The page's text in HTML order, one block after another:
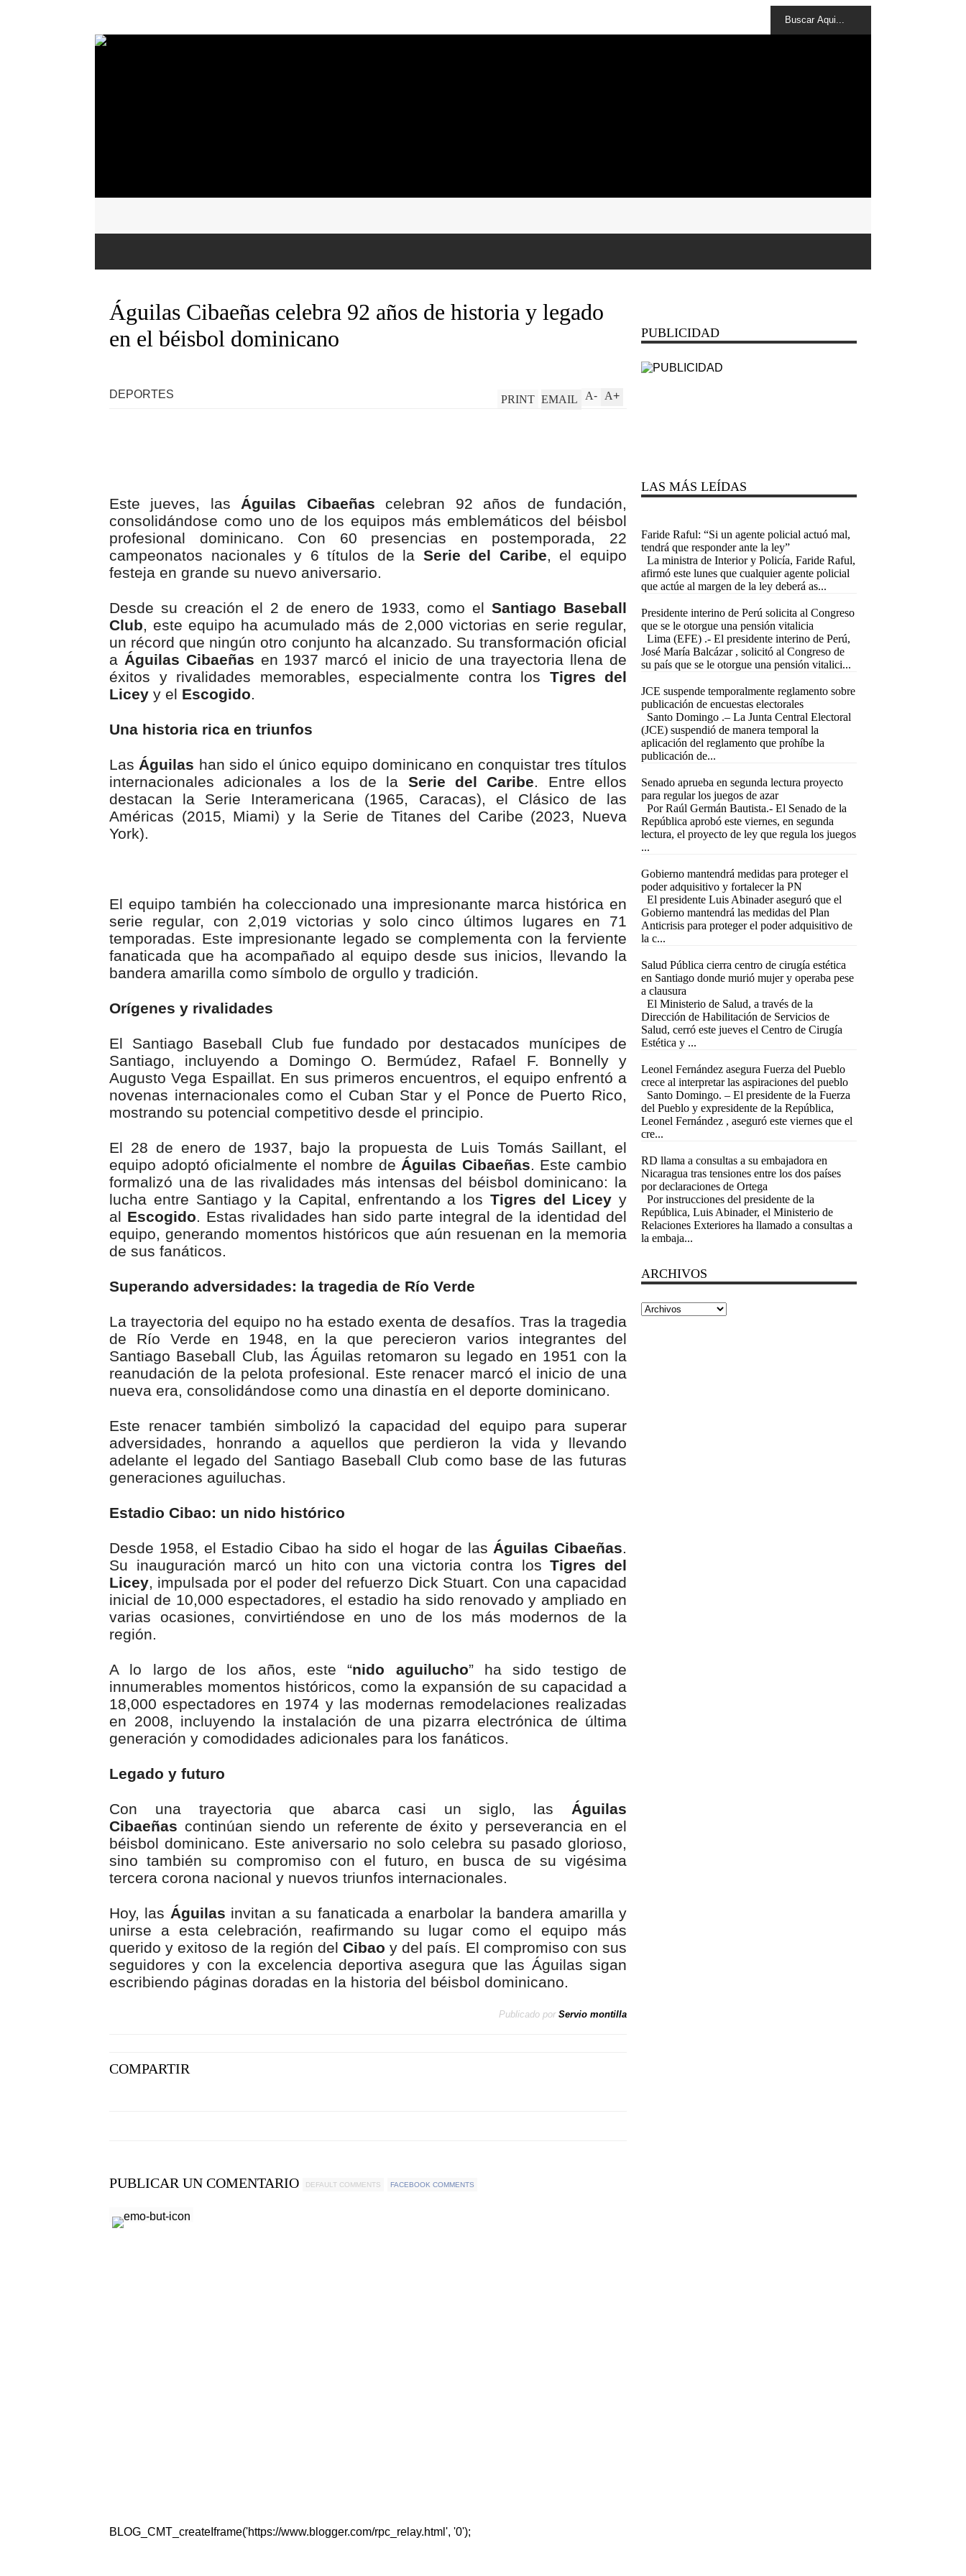
Águilas Cibaeñas celebra 92 años de historia y legado
en el béisbol dominicano
DEPORTES A+
A-
PRINT EMAIL
Este jueves, las Águilas Cibaeñas celebran 92 años de fundación,
consolidándose como uno de los equipos más emblemáticos del béisbol
profesional dominicano. Con 60 presencias en postemporada, 22
campeonatos nacionales y 6 títulos de la Serie del Caribe, el equipo
festeja en grande su nuevo aniversario.
Desde su creación el 2 de enero de 1933, como elSantiago Baseball
Club, este equipo ha acumulado más de 2,000 victorias en serie regular,
un récord que ningún otro conjunto ha alcanzado. Su transformación oficial
a Águilas Cibaeñas en 1937 marcó el inicio de una trayectoria llena de
éxitos y rivalidades memorables, especialmente contra los Tigres del
Licey y el Escogido.
Una historia rica en triunfos
Las Águilas han sido el único equipo dominicano en conquistar tres títulos
internacionales adicionales a los de la Serie del Caribe. Entre ellos
destacan la Serie Interamericana (1965, Caracas), el Clásico de las
Américas (2015, Miami) y la Serie de Titanes del Caribe (2023, Nueva
York).
El equipo también ha coleccionado una impresionante marca histórica en
serie regular, con 2,019 victorias y solo cinco últimos lugares en 71
temporadas. Este impresionante legado se complementa con la ferviente
fanaticada que ha acompañado al equipo desde sus inicios, llevando la
bandera amarilla como símbolo de orgullo y tradición.
Orígenes y rivalidades
El Santiago Baseball Club fue fundado por destacados munícipes de
Santiago, incluyendo a Domingo O. Bermúdez, Rafael F. Bonnelly y
Augusto Vega Espaillat. En sus primeros encuentros, el equipo enfrentó a
novenas internacionales como el Cuban Star y el Ponce de Puerto Rico,
mostrando su potencial competitivo desde el principio.
El 28 de enero de 1937, bajo la propuesta de Luis Tomás Saillant, el
equipo adoptó oficialmente el nombre de Águilas Cibaeñas. Este cambio
formalizó una de las rivalidades más intensas del béisbol dominicano: la
lucha entre Santiago y la Capital, enfrentando a los Tigres del Licey y
al Escogido. Estas rivalidades han sido parte integral de la identidad del
equipo, generando momentos históricos que aún resuenan en la memoria
de sus fanáticos.
Superando adversidades: la tragedia de Río Verde
La trayectoria del equipo no ha estado exenta de desafíos. Tras la tragedia
de Río Verde en 1948, en la que perecieron varios integrantes del
Santiago Baseball Club, las Águilas retomaron su legado en 1951 con la
reanudación de la pelota profesional. Este renacer marcó el inicio de una
nueva era, consolidándose como una dinastía en el deporte dominicano.
Este renacer también simbolizó la capacidad del equipo para superar
adversidades, honrando a aquellos que perdieron la vida y llevando
adelante el legado del Santiago Baseball Club como base de las futuras
generaciones aguiluchas.
Estadio Cibao: un nido histórico
Desde 1958, el Estadio Cibao ha sido el hogar de las Águilas Cibaeñas.
Su inauguración marcó un hito con una victoria contra losTigres del
Licey, impulsada por el poder del refuerzo Dick Stuart. Con una capacidad
inicial de 10,000 espectadores, el estadio ha sido renovado y ampliado en
varias ocasiones, convirtiéndose en uno de los más modernos de la
región.
A lo largo de los años, este “nido aguilucho” ha sido testigo de
innumerables momentos históricos, como la expansión de su capacidad a
18,000 espectadores en 1974 y las modernas remodelaciones realizadas
en 2008, incluyendo la instalación de una pizarra electrónica de última
generación y comodidades adicionales para los fanáticos.
Legado y futuro
Con una trayectoria que abarca casi un siglo, las Águilas
Cibaeñas continúan siendo un referente de éxito y perseverancia en el
béisbol dominicano. Este aniversario no solo celebra su pasado glorioso,
sino también su compromiso con el futuro, en busca de su vigésima
tercera corona nacional y nuevos triunfos internacionales.
Hoy, las Águilas invitan a su fanaticada a enarbolar la bandera amarilla y
unirse a esta celebración, reafirmando su lugar como el equipo más
querido y exitoso de la región del Cibao y del país. El compromiso con sus
seguidores y con la excelencia deportiva asegura que las Águilas sigan
escribiendo páginas doradas en la historia del béisbol dominicano.
Publicado por Servio montilla
COMPARTIR
PUBLICAR UN COMENTARIO DEFAULT COMMENTS FACEBOOK COMMENTS
BLOG_CMT_createIframe('https://www.blogger.com/rpc_relay.html', '0');
PUBLICIDAD
LAS MÁS LEÍDAS
Faride Raful: “Si un agente policial actuó mal,
tendrá que responder ante la ley”
La ministra de Interior y Policía, Faride Raful,
afirmó este lunes que cualquier agente policial
que actúe al margen de la ley deberá as...
Presidente interino de Perú solicita al Congreso
que se le otorgue una pensión vitalicia
Lima (EFE) .- El presidente interino de Perú,
José María Balcázar , solicitó al Congreso de
su país que se le otorgue una pensión vitalici...
JCE suspende temporalmente reglamento sobre
publicación de encuestas electorales
Santo Domingo .– La Junta Central Electoral
(JCE) suspendió de manera temporal la
aplicación del reglamento que prohíbe la
publicación de...
Senado aprueba en segunda lectura proyecto
para regular los juegos de azar
Por Raúl Germán Bautista.- El Senado de la
República aprobó este viernes, en segunda
lectura, el proyecto de ley que regula los juegos
...
Gobierno mantendrá medidas para proteger el
poder adquisitivo y fortalecer la PN
El presidente Luis Abinader aseguró que el
Gobierno mantendrá las medidas del Plan
Anticrisis para proteger el poder adquisitivo de
la c...
Salud Pública cierra centro de cirugía estética
en Santiago donde murió mujer y operaba pese
a clausura
El Ministerio de Salud, a través de la
Dirección de Habilitación de Servicios de
Salud, cerró este jueves el Centro de Cirugía
Estética y ...
Leonel Fernández asegura Fuerza del Pueblo
crece al interpretar las aspiraciones del pueblo
Santo Domingo. – El presidente de la Fuerza
del Pueblo y expresidente de la República,
Leonel Fernández , aseguró este viernes que el
cre...
RD llama a consultas a su embajadora en
Nicaragua tras tensiones entre los dos países
por declaraciones de Ortega
Por instrucciones del presidente de la
República, Luis Abinader, el Ministerio de
Relaciones Exteriores ha llamado a consultas a
la embaja...
ARCHIVOS